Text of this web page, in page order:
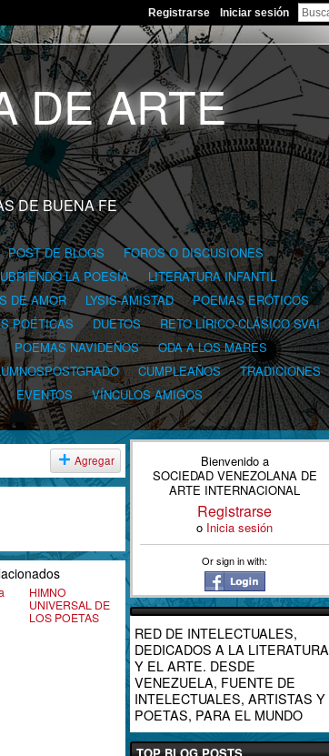
Registrarse Iniciar sesión
DE BUENA FE
POST DE BLOGS
FOROS O DISCUSIONES
LA POESÍA
LITERATURA INFANTIL
DE AMOR LYSIS-AMISTAD
POEMAS ERÓTICOS
POÉTICAS DUETOS
RETO LÍRICO-CLÁSICO SVAI
POEMAS NAVIDEÑOS
ODA A LOS MARES
CUMPLEAÑOS
TRADICIONES
EVENTOS
VÍNCULOS AMIGOS
Agregar
HIMNO
UNIVERSAL DE
LOS POETAS
Bienvenido a
SOCIEDAD VENEZOLANA DE
ARTE INTERNACIONAL
Registrarse
o Inicia sesión
Or sign in with:
RED DE INTELECTUALES,
DEDICADOS A LA LITERATURA
Y EL ARTE. DESDE
VENEZUELA, FUENTE DE
INTELECTUALES, ARTISTAS Y
POETAS, PARA EL MUNDO
TOP BLOG POSTS